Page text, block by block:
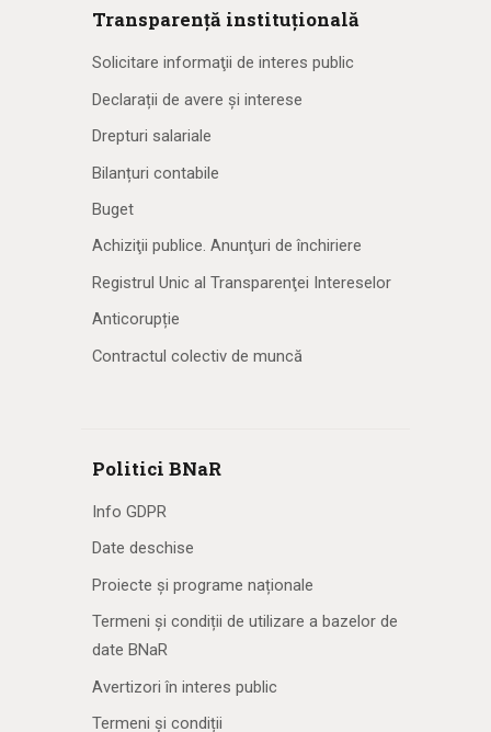
Transparență instituțională
Solicitare informaţii de interes public
Declarații de avere și interese
Drepturi salariale
Bilanțuri contabile
Buget
Achiziţii publice. Anunţuri de închiriere
Registrul Unic al Transparenţei Intereselor
Anticorupție
Contractul colectiv de muncă
Politici BNaR
Info GDPR
Date deschise
Proiecte și programe naționale
Termeni și condiții de utilizare a bazelor de
date BNaR
Avertizori în interes public
Termeni și condiții